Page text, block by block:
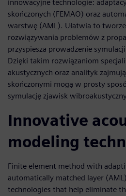
innowacyjne technologie:
skończonych (FEMAO) oraz
warstwę (AML). Ułatwia to
rozwiązywania problemów z
przyspiesza prowadzenie
Dzięki takim rozwiązaniom
akustycznych oraz analityk
skończonymi mogą w prosty
symulację zjawisk
Innovative
modeling
Finite element method with
automatically matched layer
technologies that help eliminate